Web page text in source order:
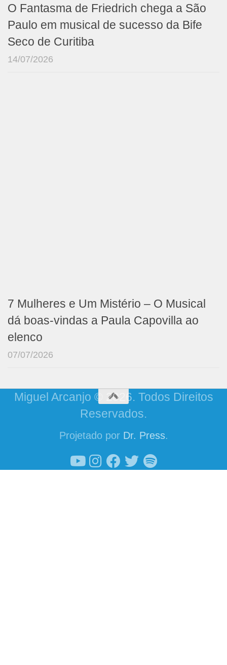
O Fantasma de Friedrich chega a São
Paulo em musical de sucesso da Bife
Seco de Curitiba
14/07/2026
7 Mulheres e Um Mistério – O Musical
dá boas-vindas a Paula Capovilla ao
elenco
07/07/2026
Miguel Arcanjo © 2026. Todos Direitos
Reservados.
Projetado por Dr. Press.